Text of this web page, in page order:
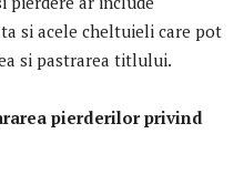
si acele cheltuieli care pot
si pastrarea titlului.
pierderilor privind